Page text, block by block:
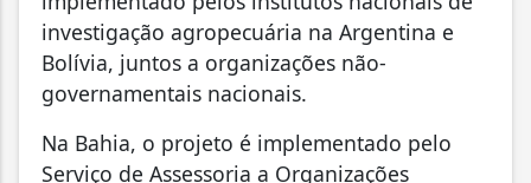
investigação agropecuária na Argentina e
Bolívia, juntos a organizações não-
governamentais nacionais.
Na Bahia, o projeto é implementado pelo
Serviço de Assessoria a Organizações